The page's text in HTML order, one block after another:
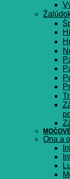
Ona a